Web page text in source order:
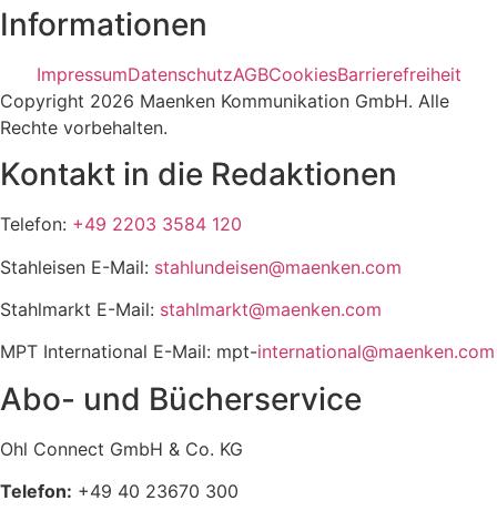
Informationen
ImpressumDatenschutzAGBCookiesBarrierefreiheit
Copyright 2026 Maenken Kommunikation GmbH. Alle
Rechte vorbehalten.
Kontakt in die Redaktionen
Telefon: +49 2203 3584 120
Stahleisen E-Mail: stahlundeisen@maenken.com
Stahlmarkt E-Mail: stahlmarkt@maenken.com
MPT International E-Mail: mpt-international@maenken.com
Abo- und Bücherservice
Ohl Connect GmbH & Co. KG
Telefon: +49 40 23670 300